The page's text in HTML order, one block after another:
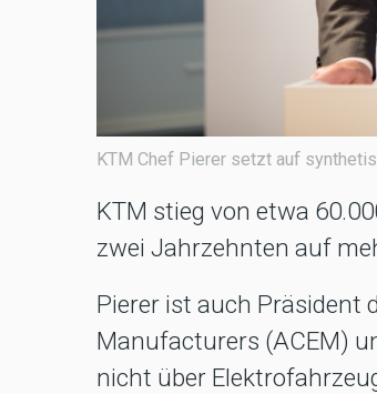
KTM Chef Pierer setzt auf
KTM stieg von etwa
zwei Jahrzehnten auf
Pierer ist auch Präsident
Manufacturers (ACEM)
nicht über